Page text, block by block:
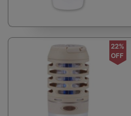
22%
OFF